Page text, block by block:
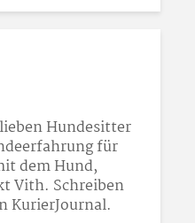
Hundesitter
für
dem Hund,
Vith. Schreiben
KurierJournal.